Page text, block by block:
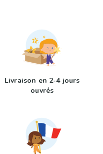
Livraison en 2-4 jours
ouvrés